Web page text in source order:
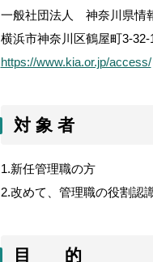
一般社団法人 神奈川県情
横浜市神奈川区鶴屋町3-32-
https://www.kia.or.jp/access/
対 象 者
1.新任管理職の方
2.改めて、管理職の役割認
目 的